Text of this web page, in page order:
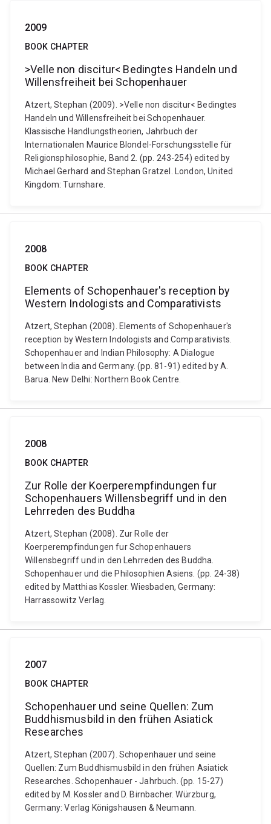
2009
BOOK CHAPTER
>Velle non discitur< Bedingtes Handeln und
Willensfreiheit bei Schopenhauer
Atzert, Stephan (2009). >Velle non discitur< Bedingtes
Handeln und Willensfreiheit bei Schopenhauer.
Klassische Handlungstheorien, Jahrbuch der
Internationalen Maurice Blondel-Forschungsstelle für
Religionsphilosophie, Band 2. (pp. 243-254) edited by
Michael Gerhard and Stephan Gratzel. London, United
Kingdom: Turnshare.
2008
BOOK CHAPTER
Elements of Schopenhauer's reception by
Western Indologists and Comparativists
Atzert, Stephan (2008). Elements of Schopenhauer's
reception by Western Indologists and Comparativists.
Schopenhauer and Indian Philosophy: A Dialogue
between India and Germany. (pp. 81-91) edited by A.
Barua. New Delhi: Northern Book Centre.
2008
BOOK CHAPTER
Zur Rolle der Koerperempfindungen fur
Schopenhauers Willensbegriff und in den
Lehrreden des Buddha
Atzert, Stephan (2008). Zur Rolle der
Koerperempfindungen fur Schopenhauers
Willensbegriff und in den Lehrreden des Buddha.
Schopenhauer und die Philosophien Asiens. (pp. 24-38)
edited by Matthias Kossler. Wiesbaden, Germany:
Harrassowitz Verlag.
2007
BOOK CHAPTER
Schopenhauer und seine Quellen: Zum
Buddhismusbild in den frühen Asiatick
Researches
Atzert, Stephan (2007). Schopenhauer und seine
Quellen: Zum Buddhismusbild in den frühen Asiatick
Researches. Schopenhauer - Jahrbuch. (pp. 15-27)
edited by M. Kossler and D. Birnbacher. Würzburg,
Germany: Verlag Königshausen & Neumann.